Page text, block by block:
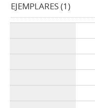
EJEMPLARES (1)